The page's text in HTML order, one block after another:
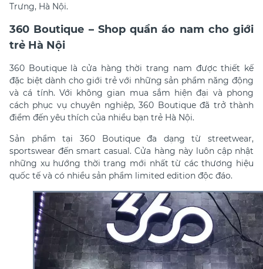
Trưng, Hà Nội.
360 Boutique – Shop quần áo nam cho giới
trẻ Hà Nội
360 Boutique là cửa hàng thời trang nam được thiết kế
đặc biệt dành cho giới trẻ với những sản phẩm năng động
và cá tính. Với không gian mua sắm hiện đại và phong
cách phục vụ chuyên nghiệp, 360 Boutique đã trở thành
điểm đến yêu thích của nhiều bạn trẻ Hà Nội.
Sản phẩm tại 360 Boutique đa dạng từ streetwear,
sportswear đến smart casual. Cửa hàng này luôn cập nhật
những xu hướng thời trang mới nhất từ các thương hiệu
quốc tế và có nhiều sản phẩm limited edition độc đáo.